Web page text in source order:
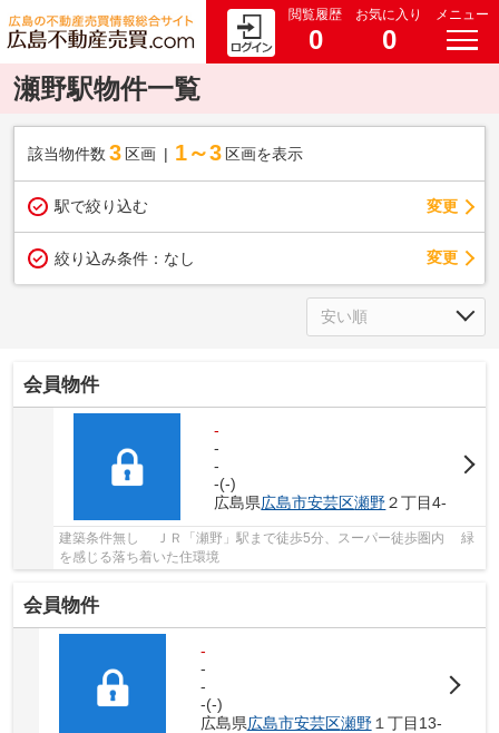
閲覧履歴
0
お気に入り
0
メニュー
瀬野駅物件一覧
該当物件数 3 区画 1～3 区画を表示
駅で絞り込む 変更
絞り込み条件： なし 変更
会員物件
-
-
-
-(-)
広島県広島市安芸区瀬野２丁目4-
建築条件無し ＪＲ「瀬野」駅まで徒歩5分、スーパー徒歩圏内 緑
を感じる落ち着いた住環境
会員物件
-
-
-
-(-)
広島県広島市安芸区瀬野１丁目13-